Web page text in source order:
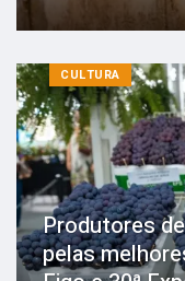
CULTURA
Produtores
pelas